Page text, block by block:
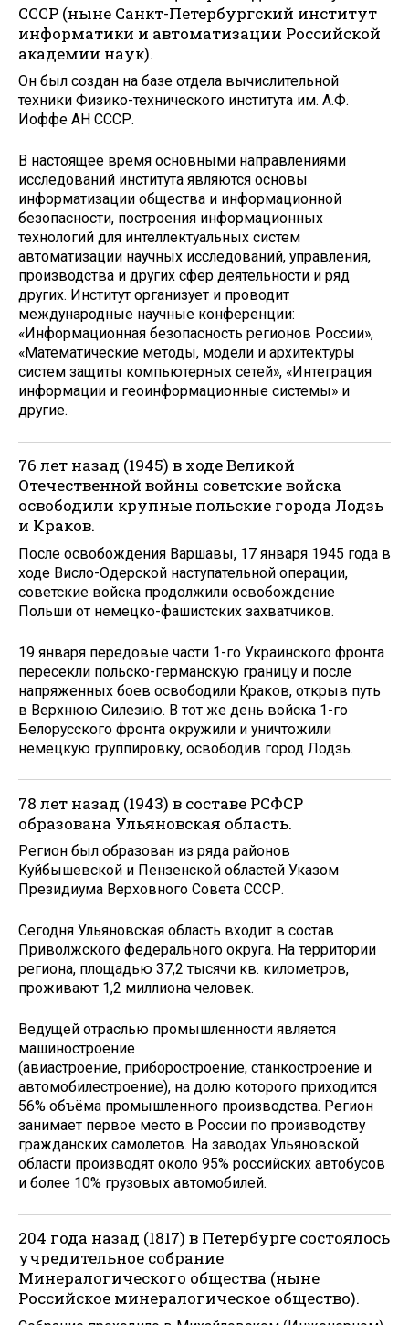
СССР (ныне Санкт-Петербургский институт
информатики и автоматизации Российской
академии наук).
Он был создан на базе отдела вычислительной
техники Физико-технического института им. А.Ф.
Иоффе АН СССР.
В настоящее время основными направлениями
исследований института являются основы
информатизации общества и информационной
безопасности, построения информационных
технологий для интеллектуальных систем
автоматизации научных исследований, управления,
производства и других сфер деятельности и ряд
других. Институт организует и проводит
международные научные конференции:
«Информационная безопасность регионов России»,
«Математические методы, модели и архитектуры
систем защиты компьютерных сетей», «Интеграция
информации и геоинформационные системы» и
другие.
76 лет назад (1945) в ходе Великой
Отечественной войны советские войска
освободили крупные польские города Лодзь
и Краков.
После освобождения Варшавы, 17 января 1945 года в
ходе Висло-Одерской наступательной операции,
советские войска продолжили освобождение
Польши от немецко-фашистских захватчиков.
19 января передовые части 1-го Украинского фронта
пересекли польско-германскую границу и после
напряженных боев освободили Краков, открыв путь
в Верхнюю Силезию. В тот же день войска 1-го
Белорусского фронта окружили и уничтожили
немецкую группировку, освободив город Лодзь.
78 лет назад (1943) в составе РСФСР
образована Ульяновская область.
Регион был образован из ряда районов
Куйбышевской и Пензенской областей Указом
Президиума Верховного Совета СССР.
Сегодня Ульяновская область входит в состав
Приволжского федерального округа. На территории
региона, площадью 37,2 тысячи кв. километров,
проживают 1,2 миллиона человек.
Ведущей отраслью промышленности является
машиностроение
(авиастроение, приборостроение, станкостроение и
автомобилестроение), на долю которого приходится
56% объёма промышленного производства. Регион
занимает первое место в России по производству
гражданских самолетов. На заводах Ульяновской
области производят около 95% российских автобусов
и более 10% грузовых автомобилей.
204 года назад (1817) в Петербурге состоялось
учредительное собрание
Минералогического общества (ныне
Российское минералогическое общество).